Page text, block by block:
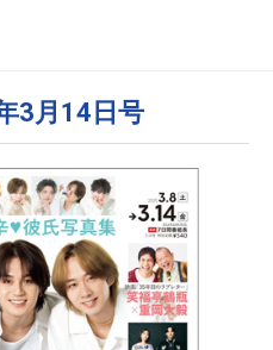
3月14日号